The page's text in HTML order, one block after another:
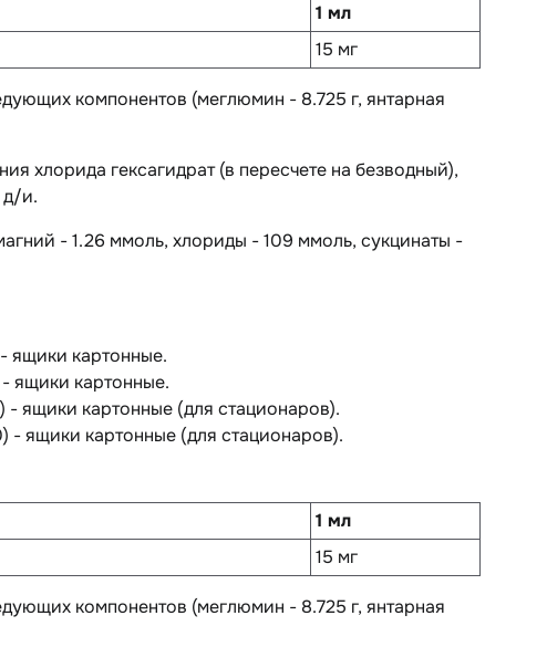
1 мл
15 мг
компонентов (меглюмин - 8.725 г, янтарная
хлорида гексагидрат (в пересчете на безводный),
д/и.
- 1.26 ммоль, хлориды - 109 ммоль, сукцинаты -
ящики картонные.
ящики картонные.
ящики картонные (для стационаров).
ящики картонные (для стационаров).
1 мл
15 мг
компонентов (меглюмин - 8.725 г, янтарная